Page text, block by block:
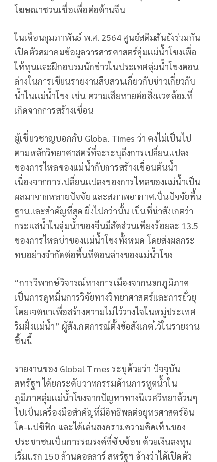
โฆษณาชวนเชื่อเพื่อต่อต้านจีน
ในเดือนกุมภาพันธ์ พ.ศ. 2564 ศูนย์สติมสันยังร่วมกัน
เปิดตัวสมาคมข้อมูลวารสารศาสตร์ลุ่มแม่น้ำโขงเพื่อ
ให้ทุนและฝึกอบรมนักข่าวในประเทศลุ่มน้ำโขงตอน
ล่างในการเขียนรายงานสืบสวนเกี่ยวกับข่าวเกี่ยวกับ
น้ำในแม่น้ำโขง เช่น ความเสียหายต่อสิ่งแวดล้อมที่
เกิดจากการสร้างเขื่อน
ผู้เชี่ยวชาญบอกกับ Global Times ว่า คงไม่เป็นไป
ตามหลักวิทยาศาสตร์ที่จะระบุถึงการเปลี่ยนแปลง
ของการไหลของแม่น้ำกับการสร้างเขื่อนต้นน้ำ
เนื่องจากการเปลี่ยนแปลงของการไหลของแม่น้ำเป็น
ผลมาจากหลายปัจจัย และสภาพอากาศเป็นปัจจัยพื้น
ฐานและสำคัญที่สุด ยิ่งไปกว่านั้น เป็นที่น่าสังเกตว่า
กระแสน้ำในลุ่มน้ำของจีนมีสัดส่วนเพียงร้อยละ 13.5
ของการไหลบ่าของแม่น้ำโขงทั้งหมด โดยส่งผลกระ
ทบอย่างจำกัดต่อพื้นที่ตอนล่างของแม่น้ำโขง
“การวิพากษ์วิจารณ์ทางการเมืองจากนอกภูมิภาค
เป็นการดูหมิ่นการวิจัยทางวิทยาศาสตร์และการยั่วยุ
โดยเจตนาเพื่อสร้างความไม่ไว้วางใจในหมู่ประเทศ
ริมฝั่งแม่น้ำ” ผู้สังเกตการณ์ตั้งข้อสังเกตไว้ในรายงาน
ชิ้นนี้
รายงานของ Global Times ระบุด้วยว่า ปัจจุบัน
สหรัฐฯ ได้ยกระดับวาทกรรมด้านการทูตน้ำใน
ภูมิภาคลุ่มแม่น้ำโขงจากปัญหาทางนิเวศวิทยาล้วนๆ
ไปเป็นเครื่องมือสำคัญที่มีอิทธิพลต่อยุทธศาสตร์อิน
โด-แปซิฟิก และได้เล่นสงครามความคิดเห็นของ
ประชาชนเป็นการรณรงค์ที่ซับซ้อน ด้วยเงินลงทุน
เริ่มแรก 150 ล้านดอลลาร์ สหรัฐฯ อ้างว่าได้เปิดตัว